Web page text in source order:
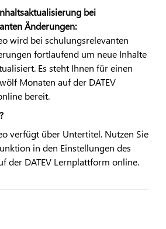
bei
Änderungen:
wird bei schulungsrelevanten
fortlaufend um neue Inhalte
Es steht Ihnen für einen
Monaten auf der DATEV
bereit.
verfügt über Untertitel. Nutzen Sie
in den Einstellungen des
der DATEVLernplattform online.